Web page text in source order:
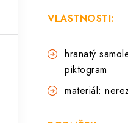
VLASTNOSTI:
hranatý
piktogram
materiál: